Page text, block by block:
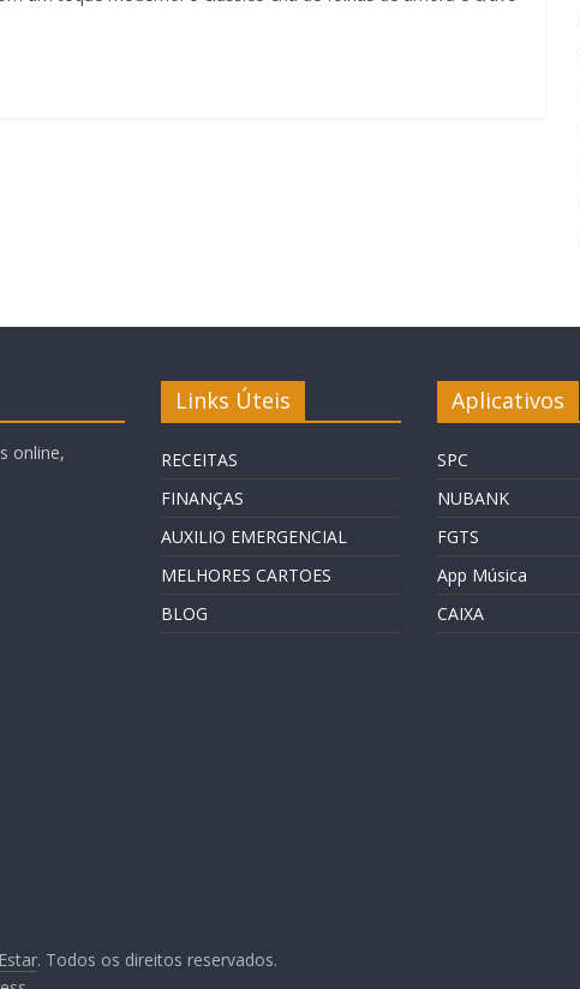
online,
Links Úteis
RECEITAS
FINANÇAS
AUXILIO EMERGENCIAL
MELHORES CARTOES
BLOG
Aplicativos
SPC
NUBANK
FGTS
App Música
CAIXA
. Todos os direitos reservados.